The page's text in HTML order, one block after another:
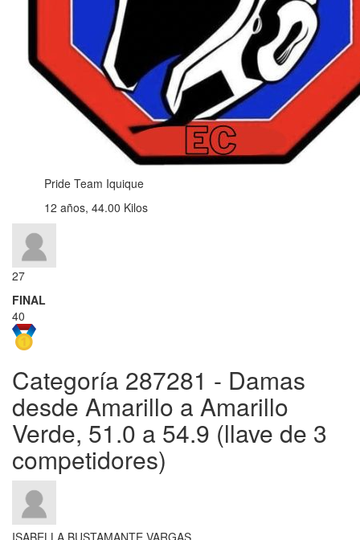
Pride Team Iquique
12 años, 44.00 Kilos
27
FINAL
40
Categoría 287281 - Damas
desde Amarillo a Amarillo
Verde, 51.0 a 54.9 (llave de 3
competidores)
ISABELLA BUSTAMANTE VARGAS